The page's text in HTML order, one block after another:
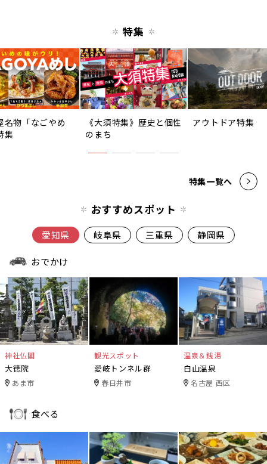
特集
名物「なごやめ
集
《大須特集》歴史と個性
のまち
アウトドア特集
特集一覧へ
おすすめスポット
愛知県 岐阜県 三重県 静岡県
おでかけ
神社仏閣
大徳院
あま市
観光スポット
愛岐トンネル群
春日井市
温泉＆銭湯
白山温泉
名古屋 西区
食べる